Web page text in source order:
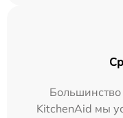
KitchenAid мы